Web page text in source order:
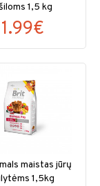
1,5 kg
maistas jūrų
1,5kg